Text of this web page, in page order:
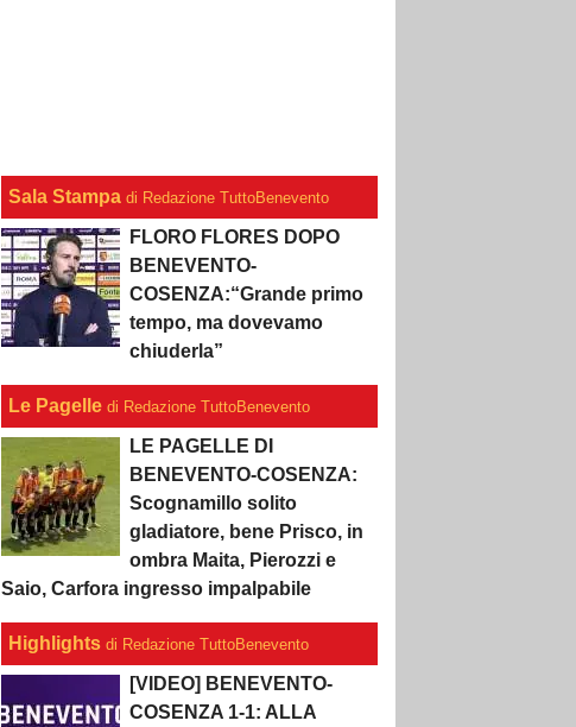
Sala Stampa di Redazione TuttoBenevento
FLORO FLORES DOPO
BENEVENTO-
COSENZA:“Grande primo
tempo, ma dovevamo
chiuderla”
Le Pagelle di Redazione TuttoBenevento
LE PAGELLE DI
BENEVENTO-COSENZA:
Scognamillo solito
gladiatore, bene Prisco, in
ombra Maita, Pierozzi e
Saio, Carfora ingresso impalpabile
Highlights di Redazione TuttoBenevento
[VIDEO] BENEVENTO-
COSENZA 1-1: ALLA